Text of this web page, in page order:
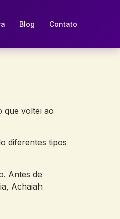
Blog Contato
que voltei ao
diferentes tipos
Antes de
Achaiah